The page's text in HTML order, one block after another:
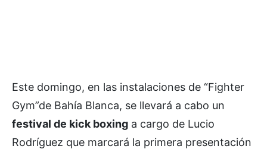
Este domingo, en las instalaciones de “Fighter
Gym”de Bahía Blanca, se llevará a cabo un
festival de kick boxing a cargo de Lucio
Rodríguez que marcará la primera presentación